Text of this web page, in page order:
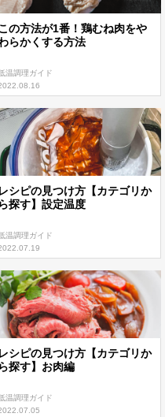
の方法が1番！鶏むね肉をや
らかくする方法
温調理ガイド
レシピの見つけ方【カテゴリか
ら探す】設定温度
温調理ガイド
レシピの見つけ方【カテゴリか
ら探す】お肉編
温調理ガイド